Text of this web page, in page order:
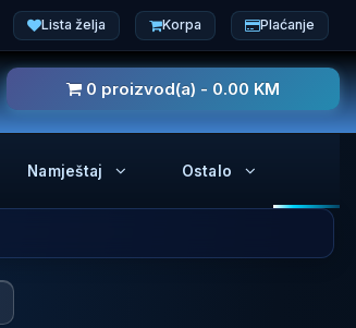
Lista želja Korpa Plaćanje
0 proizvod(a) - 0.00 KM
Namještaj Ostalo